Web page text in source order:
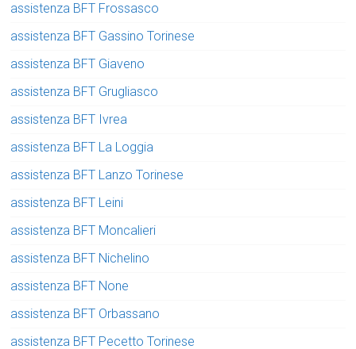
assistenza BFT Frossasco
assistenza BFT Gassino Torinese
assistenza BFT Giaveno
assistenza BFT Grugliasco
assistenza BFT Ivrea
assistenza BFT La Loggia
assistenza BFT Lanzo Torinese
assistenza BFT Leini
assistenza BFT Moncalieri
assistenza BFT Nichelino
assistenza BFT None
assistenza BFT Orbassano
assistenza BFT Pecetto Torinese